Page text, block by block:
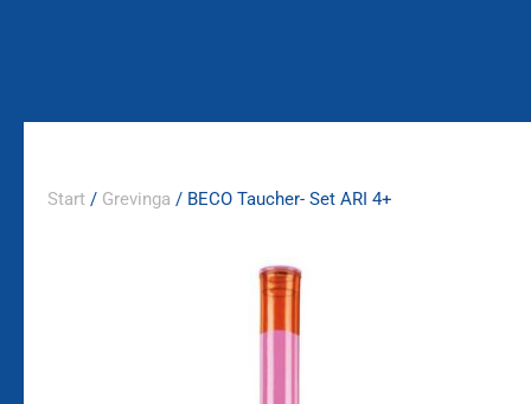
Start / Grevinga / BECO Taucher- Set ARI 4+